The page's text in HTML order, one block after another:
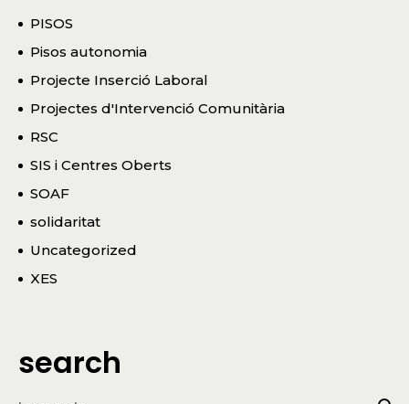
PISOS
Pisos autonomia
Projecte Inserció Laboral
Projectes d'Intervenció Comunitària
RSC
SIS i Centres Oberts
SOAF
solidaritat
Uncategorized
XES
search